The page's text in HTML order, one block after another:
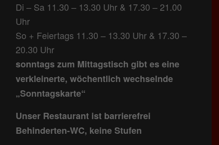
Di – Sa 11.30 – 13.30 Uhr & 17.30 – 21.00
Uhr
So + Feiertags 11.30 – 13.30 Uhr & 17.30 –
20.30 Uhr
sonntags zum Mittagstisch gibt es eine
verkleinerte, wöchentlich wechselnde
„Sonntagskarte“
Unser Restaurant ist barrierefrei
Behinderten-WC, keine Stufen